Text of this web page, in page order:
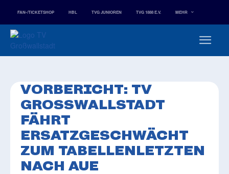
FAN-/TICKETSHOP HBL TVG JUNIOREN TVG 1888 E.V. MEHR
VORBERICHT: TV
GROSSWALLSTADT F
ÄHRT E
RSATZGESCHWÄCHT Z
UM TABELLENLETZTEN N
ACH AUE